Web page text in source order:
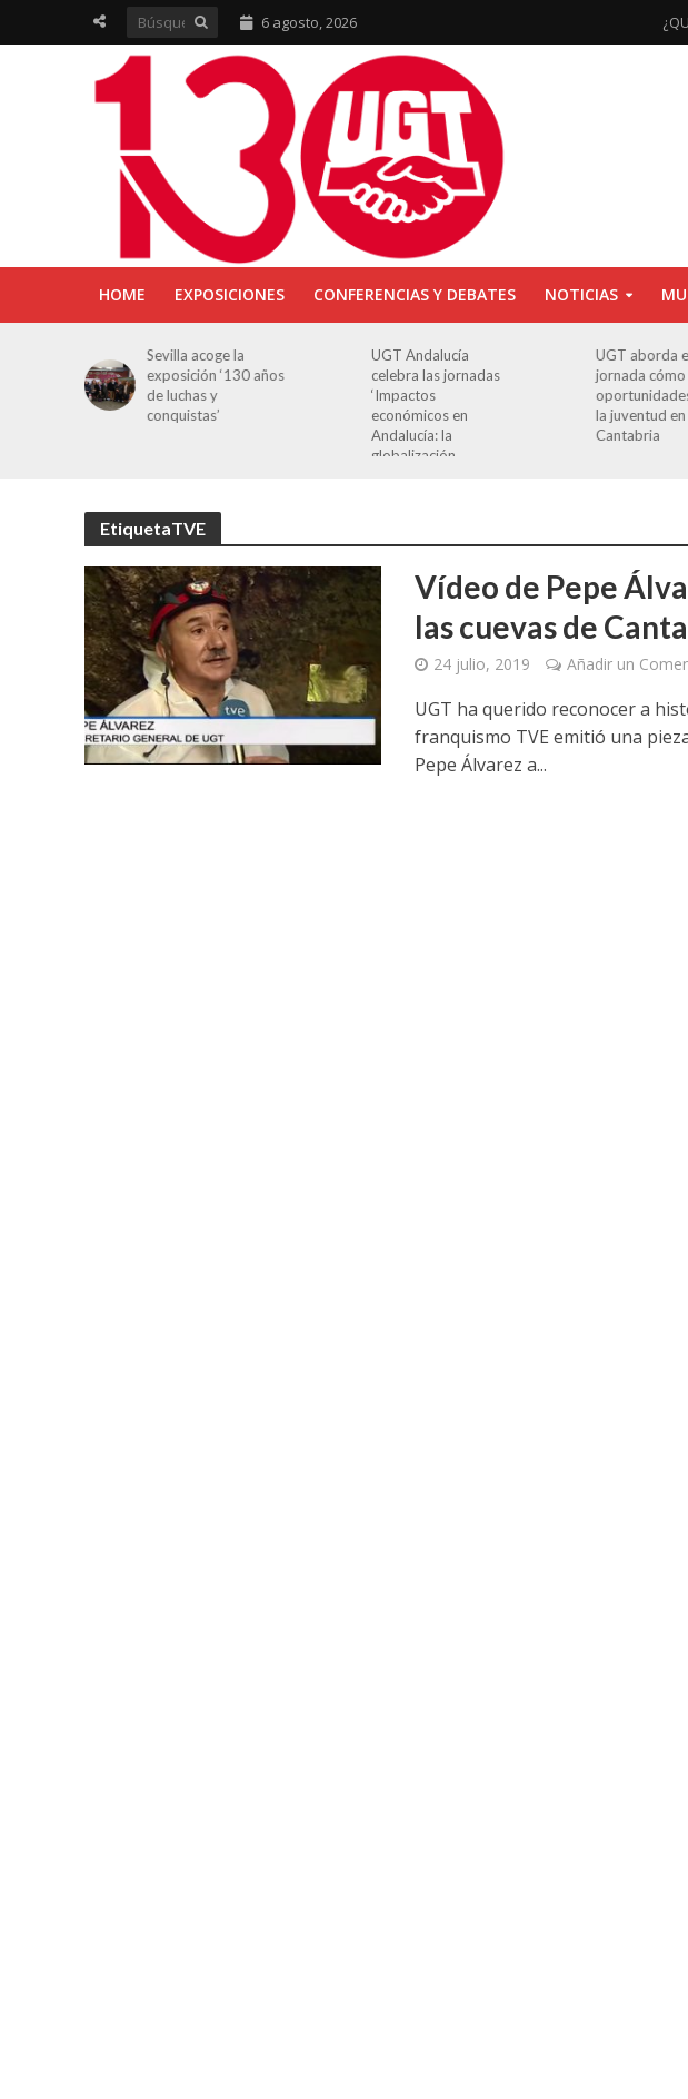
6 agosto, 2026
HOME EXPOSICIONES CONFERENCIAS Y DEBATES NOTICIAS
Sevilla acoge la
exposición ‘130 años
de luchas y
conquistas’
UGT Andalucía
celebra las jornadas
‘Impactos
económicos en
Andalucía: la
globalización
UGT aborda
jornada
la juventud en
Cantabria
EtiquetaTVE
Vídeo de Pepe
las cuevas de
24 julio, 2019 Añadir un
UGT ha querido reconocer a
franquismo TVE emitió una
Pepe Álvarez a...